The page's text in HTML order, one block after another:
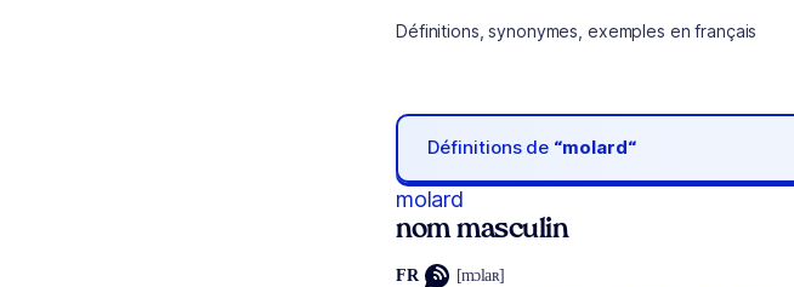
Définitions, synonymes, exemples en français
Définitions de “molard“
molard
nom masculin
FR [mɔlaʀ]